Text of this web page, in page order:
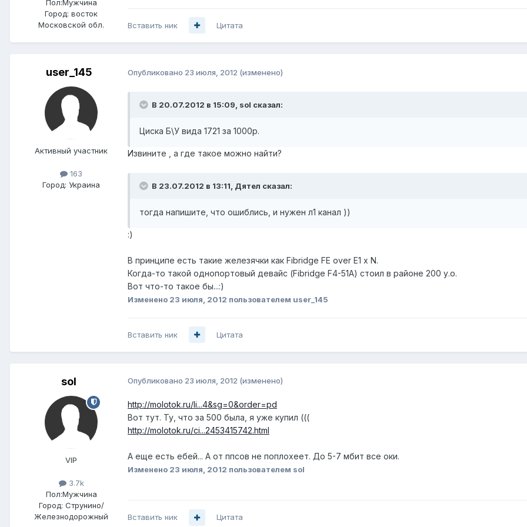
Пол:Мужчина
Город: восток
Московской обл.
Вставить ник Цитата
user_145
Активный участник
163
Город: Украина
Опубликовано 23 июля, 2012 (изменено)
В 20.07.2012 в 15:09, sol сказал:
Циска Б\У вида 1721 за 1000р.
Извините , а где такое можно найти?
В 23.07.2012 в 13:11, Дятел сказал:
тогда напишите, что ошиблись, и нужен л1 канал ))
:)
В принципе есть такие железячки как Fibridge FE over E1 x N.
Когда-то такой однопортовый девайс (Fibridge F4-51A) стоил в районе 200 у.о.
Вот что-то такое бы...:)
Изменено 23 июля, 2012 пользователем user_145
Вставить ник Цитата
sol
VIP
3.7k
Пол:Мужчина
Город: Струнино/
Железнодорожный
Опубликовано 23 июля, 2012 (изменено)
http://molotok.ru/li...4&sg=0&order=pd
Вот тут. Ту, что за 500 была, я уже купил (((
http://molotok.ru/ci...2453415742.html
А еще есть ебей... А от ппсов не поплохеет. До 5-7 мбит все оки.
Изменено 23 июля, 2012 пользователем sol
Вставить ник Цитата